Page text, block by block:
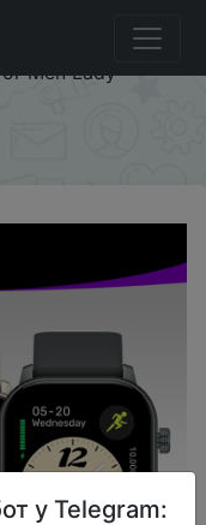
Zeblaze GTS 3 GPS
Display Heart Rate
Men Lady
у Telegram: